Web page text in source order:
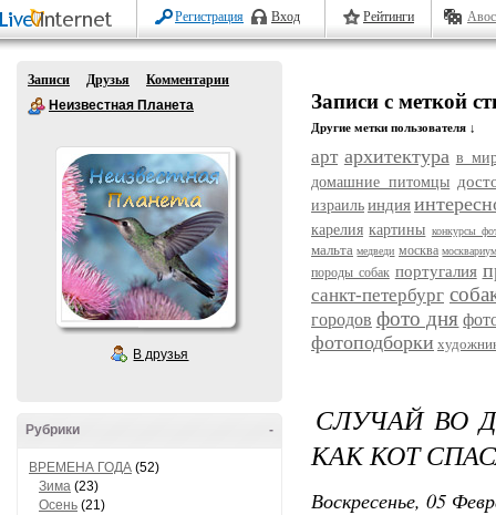
Регистрация Вход Рейтинги
Записи Друзья
Комментарии
Неизвестная Планета
В друзья
-
Рубрики
ВРЕМЕНА ГОДА (52)
Зима (23)
Осень (21)
Записи с меткой
Другие метки пользователя ↓
арт архитектура в
домашние питомцы
израиль индия
карелия картины конкурсы
мальта медведи москва
породы собак португалия
санкт-петербург
городов фото дня
фотоподборки
СЛУЧАЙ ВО
КАК КОТ
Воскресенье, 05